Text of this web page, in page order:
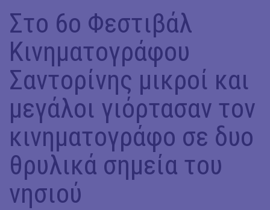
Στο 6ο Φεστιβάλ
Κινηματογράφου
Σαντορίνης μικροί και
μεγάλοι γιόρτασαν τον
κινηματογράφο σε δυο
θρυλικά σημεία του
νησιού